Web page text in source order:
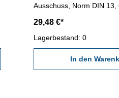
Ausschuss, Norm DIN 13,
29,48 €*
Lagerbestand: 0
In den